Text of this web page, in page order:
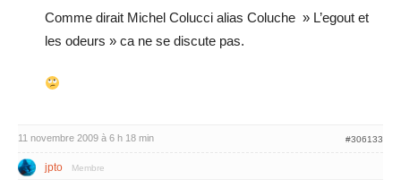
Comme dirait Michel Colucci alias Coluche » L’egout et
les odeurs » ca ne se discute pas.
11 novembre 2009 à 6 h 18 min #306133
jpto Membre